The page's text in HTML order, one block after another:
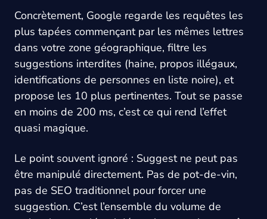
Concrètement, Google regarde les requêtes les
plus tapées commençant par les mêmes lettres
dans votre zone géographique, filtre les
suggestions interdites (haine, propos illégaux,
identifications de personnes en liste noire), et
propose les 10 plus pertinentes. Tout se passe
en moins de 200 ms, c’est ce qui rend l’effet
quasi magique.
Le point souvent ignoré : Suggest ne peut pas
être manipulé directement. Pas de pot-de-vin,
pas de SEO traditionnel pour forcer une
suggestion. C’est l’ensemble du volume de